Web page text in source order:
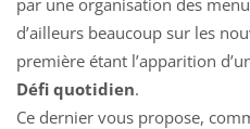
d’ailleurs beaucoup sur les
première étant l’apparition
Défi quotidien.
Ce dernier vous propose,